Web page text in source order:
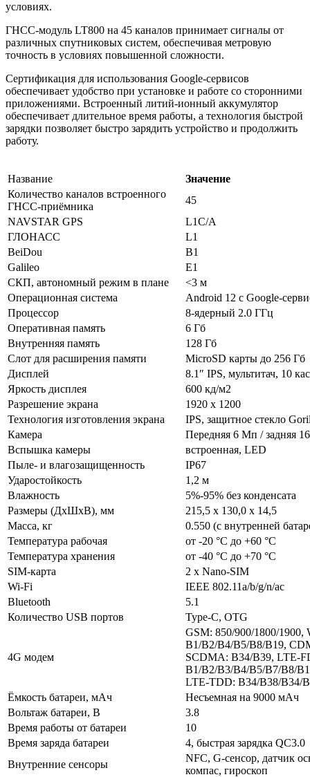
условиях.
ГНСС-модуль LT800 на 45 каналов принимает сигналы от
различных спутниковых систем, обеспечивая метровую
точность в условиях повышенной сложности.
Сертификация для использования Google-сервисов
обеспечивает удобство при установке и работе со сторонними
приложениями. Встроенный литий-ионный аккумулятор
обеспечивает длительное время работы, а технология быстрой
зарядки позволяет быстро зарядить устройство и продолжить
работу.
Название
Значение
Количество каналов встроенного
ГНСС-приёмника
45
NAVSTAR GPS
L1C/A
ГЛОНАСС
L1
BeiDou
B1
Galileo
E1
СКП, автономный режим в плане
<3 м
Операционная система
Android 12 с Google-
Процессор
8-ядерный 2.0 ГГц
Оперативная память
6 Гб
Внутренняя память
128 Гб
Слот для расширения памяти
MicroSD карты до 256 Гб
Дисплей
8.1″ IPS, мультитач, 10
Яркость дисплея
600 кд/м2
Разрешение экрана
1920 x 1200
Технология изготовления экрана
IPS, защитное стекло
Камера
Передняя 6 Мп / задняя
Вспышка камеры
встроенная, LED
Пыле- и влагозащищенность
IP67
Ударостойкость
1,2 м
Влажность
5%-95% без конденсата
Размеры (ДхШхВ), мм
215,5 х 130,0 х 14,5
Масса, кг
0.550 (с внутренней
Температура рабочая
от -20 °C до +60 °C
Температура хранения
от -40 °C до +70 °C
SIM-карта
2 x Nano-SIM
Wi-Fi
IEEE 802.11a/b/g/n/ac
Bluetooth
5.1
Количество USB портов
Type-C, OTG
4G модем
GSM: 850/900/1800/
B1/B2/B4/B5/B8/B19,
SCDMA: B34/B39, LTE-
B1/B2/B3/B4/B5/B7/B8/
LTE-TDD: B34/B38/B34/
Ёмкость батареи, мАч
Несъемная на 9000 мАч
Вольтаж батареи, В
3.8
Время работы от батареи
10
Время заряда батареи
4, быстрая зарядка QC3.0
Внутренние сенсоры
NFC, G-сенсор, датчик
компас, гироскоп